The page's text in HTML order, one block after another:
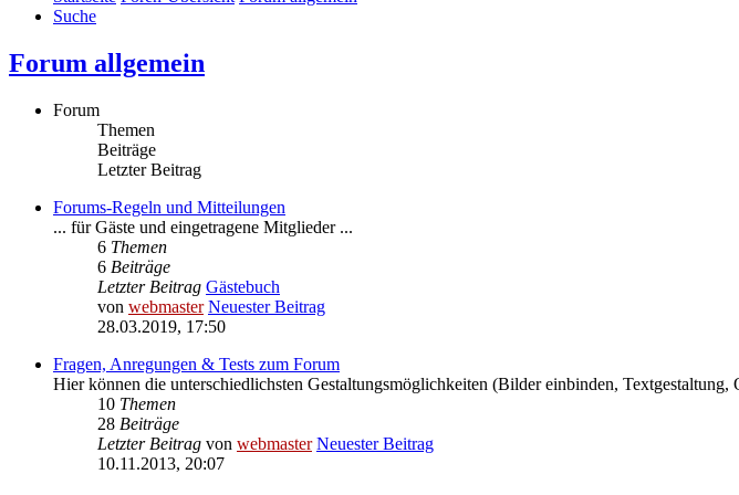
Suche
Forum allgemein
Forum
Themen
Beiträge
Letzter Beitrag
Forums-Regeln und Mitteilungen
... für Gäste und eingetragene Mitglieder ...
6 Themen
6 Beiträge
Letzter Beitrag Gästebuch
von webmaster Neuester Beitrag
28.03.2019, 17:50
Fragen, Anregungen & Tests zum Forum
Hier können die unterschiedlichsten Gestaltungsmöglichkeiten (Bilder einbinden,
10 Themen
28 Beiträge
Letzter Beitrag von webmaster Neuester Beitrag
10.11.2013, 20:07